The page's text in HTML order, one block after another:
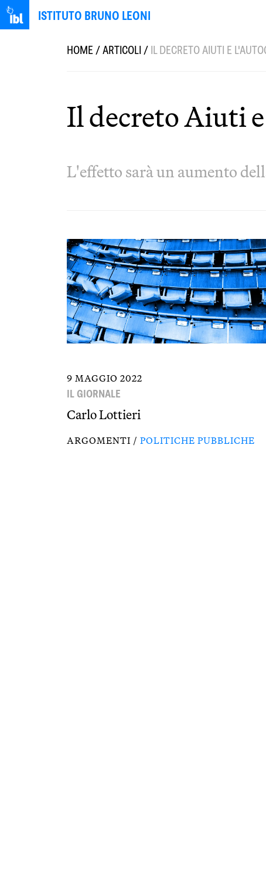
ISTITUTO BRUNO LEONI
HOME/ARTICOLI/IL DECRETO AIUTI E
Il decreto Aiuti
L'effetto sarà un aumento
9 MAGGIO 2022
IL GIORNALE
Carlo Lottieri
ARGOMENTI / POLITICHE PUBBLICHE